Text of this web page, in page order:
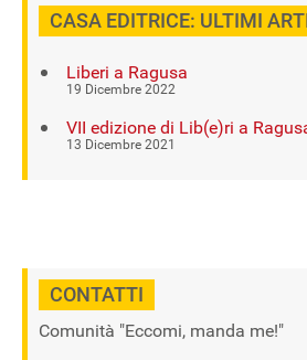
CASA EDITRICE: ULTIMI
Liberi a Ragusa
19 Dicembre 2022
VII edizione di Lib(e)ri a
13 Dicembre 2021
CONTATTI
Comunità "Eccomi, manda me!"